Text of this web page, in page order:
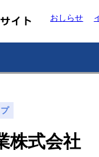
おしらせ
株式会社